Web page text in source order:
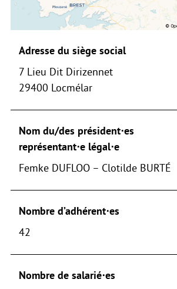
Adresse du siège social
7 Lieu Dit Dirizennet
29400 Locmélar
Nom du/des président⋅es
représentant⋅e légal⋅e
Femke DUFLOO – Clotilde BURTÉ
Nombre d’adhérent⋅es
42
Nombre de salarié⋅es